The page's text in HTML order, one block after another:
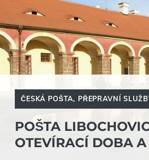
ČESKÁ POŠTA, PŘEPRAVNÍ
POŠTA
OTEVÍRACÍ DOBA